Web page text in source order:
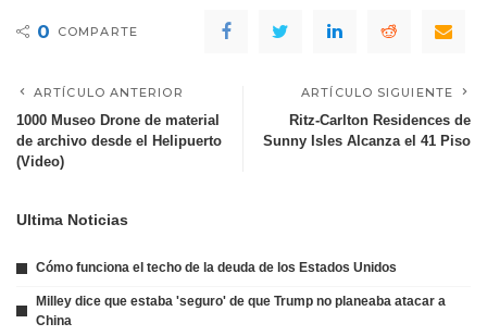
0 COMPARTE
ARTÍCULO ANTERIOR
1000 Museo Drone de material
de archivo desde el Helipuerto
(Video)
ARTÍCULO SIGUIENTE
Ritz-Carlton Residences de
Sunny Isles Alcanza el 41 Piso
Ultima Noticias
Cómo funciona el techo de la deuda de los Estados Unidos
Milley dice que estaba 'seguro' de que Trump no planeaba atacar a
China